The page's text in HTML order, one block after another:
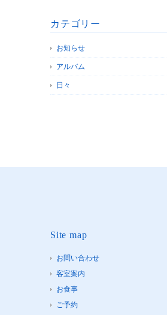
カテゴリー
お知らせ
アルバム
日々
Site map
お問い合わせ
客室案内
お食事
ご予約